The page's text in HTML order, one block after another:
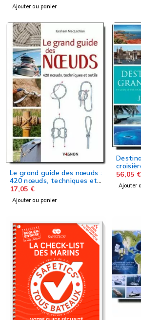
Ajouter au panier
Le grand guide des nœuds :
420 nœuds, techniques et
outils
17,05 €
Ajouter au panier
56,05 €
Ajouter